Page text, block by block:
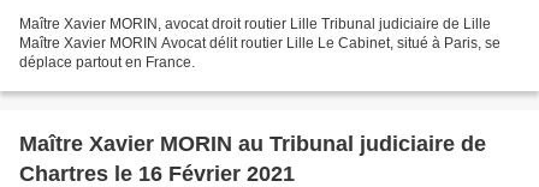
Maître Xavier MORIN, avocat droit routier Lille Tribunal judiciaire de Lille
Maître Xavier MORIN Avocat délit routier Lille Le Cabinet, situé à Paris, se
déplace partout en France.
Maître Xavier MORIN au Tribunal judiciaire de
Chartres le 16 Février 2021